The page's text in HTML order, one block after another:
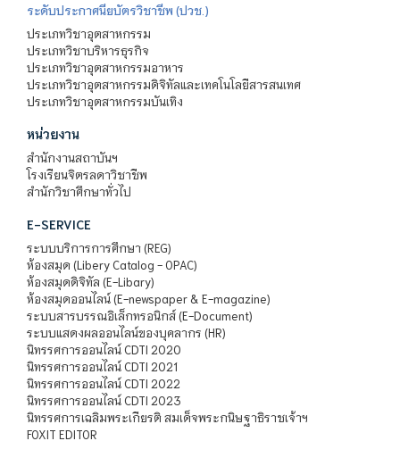
ระดับประกาศนียบัตรวิชาชีพ (ปวช.)
ประเภทวิชาอุตสาหกรรม
ประเภทวิชาบริหารธุรกิจ
ประเภทวิชาอุตสาหกรรมอาหาร
ประเภทวิชาอุตสาหกรรมดิจิทัลและเทคโนโลยีสารสนเทศ
ประเภทวิชาอุตสาหกรรมบันเทิง
หน่วยงาน
สำนักงานสถาบันฯ
โรงเรียนจิตรลดาวิชาชีพ
สำนักวิชาศึกษาทั่วไป
E-SERVICE
ระบบบริการการศึกษา (REG)
ห้องสมุด (Libery Catalog - OPAC)
ห้องสมุดดิจิทัล (E-Libary)
ห้องสมุดออนไลน์ (E-newspaper & E-magazine)
ระบบสารบรรณอิเล็กทรอนิกส์ (E-Document)
ระบบแสดงผลออนไลน์ของบุคลากร (HR)
นิทรรศการออนไลน์ CDTI 2020
นิทรรศการออนไลน์ CDTI 2021
นิทรรศการออนไลน์ CDTI 2022
นิทรรศการออนไลน์ CDTI 2023
นิทรรศการเฉลิมพระเกียรติ สมเด็จพระกนิษฐาธิราชเจ้าฯ
FOXIT EDITOR